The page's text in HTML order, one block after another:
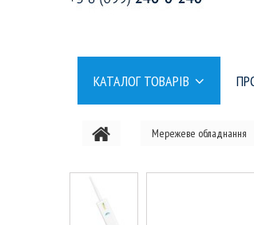
КАТАЛОГ ТОВАРІВ
Мережеве обладнання